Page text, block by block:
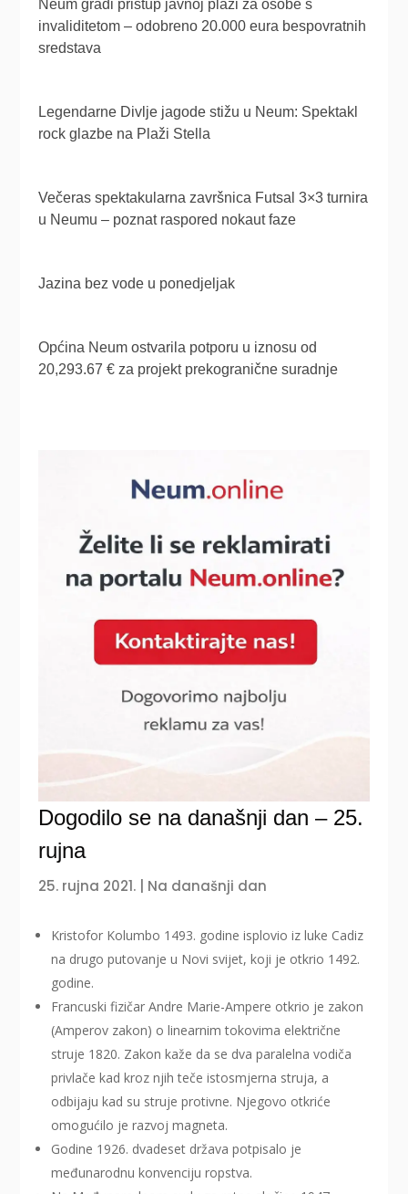
Dogodilo se na današnji dan – 25.
rujna
25. rujna 2021. Na današnji dan
Kristofor Kolumbo 1493. godine isplovio iz luke Cadiz
na drugo putovanje u Novi svijet, koji je otkrio 1492.
godine.
Francuski fizičar Andre Marie-Ampere otkrio je zakon
(Amperov zakon) o linearnim tokovima električne
struje 1820. Zakon kaže da se dva paralelna vodiča
privlače kad kroz njih teče istosmjerna struja, a
odbijaju kad su struje protivne. Njegovo otkriće
omogućilo je razvoj magneta.
Godine 1926. dvadeset država potpisalo je
međunarodnu konvenciju ropstva.
Neum gradi pristup javnoj plaži za osobe s
invaliditetom – odobreno 20.000 eura bespovratnih
sredstava
Legendarne Divlje jagode stižu u Neum: Spektakl
rock glazbe na Plaži Stella
Večeras spektakularna završnica Futsal 3×3 turnira
u Neumu – poznat raspored nokaut faze
Jazina bez vode u ponedjeljak
Općina Neum ostvarila potporu u iznosu od
20,293.67 € za projekt prekogranične suradnje